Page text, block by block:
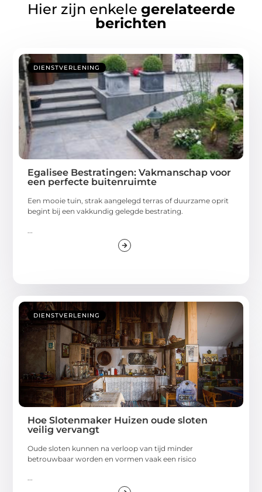
Hier zijn enkele gerelateerde
berichten
DIENSTVERLENING
Egalisee Bestratingen: Vakmanschap voor
een perfecte buitenruimte
Een mooie tuin, strak aangelegd terras of duurzame oprit
begint bij een vakkundig gelegde bestrating.
DIENSTVERLENING
Hoe Slotenmaker Huizen oude sloten
veilig vervangt
Oude sloten kunnen na verloop van tijd minder
betrouwbaar worden en vormen vaak een risico